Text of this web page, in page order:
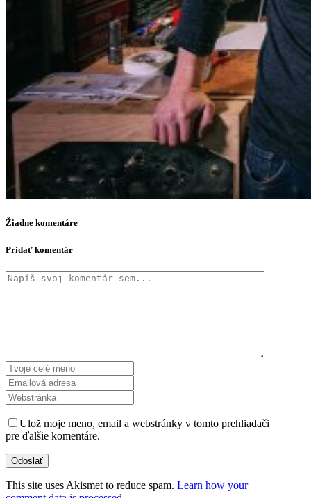
Žiadne komentáre
Pridať komentár
Ulož moje meno, email a webstránky v tomto prehliadači
pre ďalšie komentáre.
This site uses Akismet to reduce spam. Learn how your